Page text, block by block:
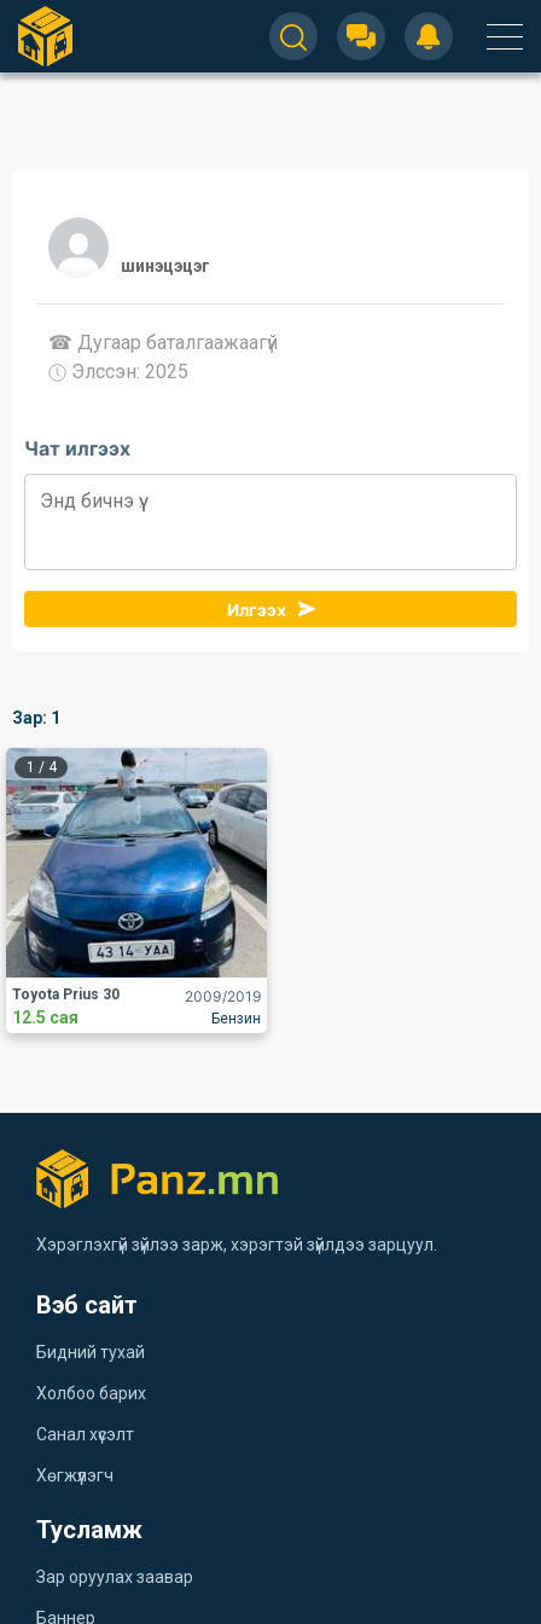
шинэцэцэг
☎ Дугаар баталгаажaaгүй
Элссэн: 2025
Чат илгээх
Илгээх
Зар: 1
1 / 4
2009/2019
Бензин
Toyota Prius 30
12.5 сая
Хэрэглэхгүй зүйлээ зарж, хэрэгтэй зүйлдээ зарцуул.
Вэб сайт
Бидний тухай
Холбоо барих
Санал хүсэлт
Хөгжүүлэгч
Тусламж
Зар оруулах заавар
Баннер